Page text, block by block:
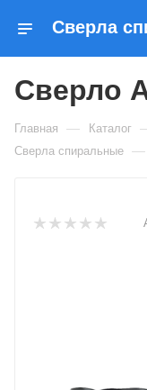
Сверло
Главная — Каталог
Сверла спиральные —